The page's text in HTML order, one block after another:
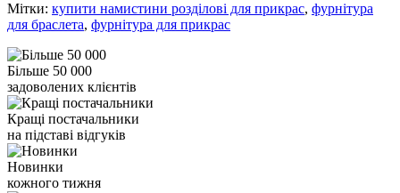
Мітки: купити намистини розділові для прикрас, фурнітура
для браслета, фурнітура для прикрас
Більше 50 000
задоволених клієнтів
Кращі постачальники
на підставі відгуків
Новинки
кожного тижня